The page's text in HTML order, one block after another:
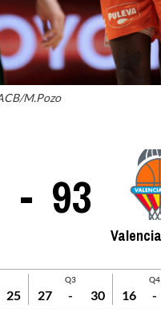
M.Pozo
- 93
25
Q3
27 - 30
Q4
16 -
Nos
que el
cuarto
sus
Leer más